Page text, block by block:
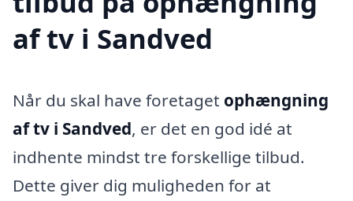
af tv i Sandved
Når du skal have foretaget ophængning
af tv i Sandved, er det en god idé at
indhente mindst tre forskellige tilbud.
Dette giver dig muligheden for at